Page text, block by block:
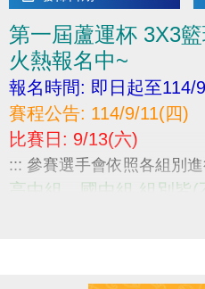
第一屆蘆運杯 3X3
火熱報名中~
報名時間: 即日起至114/
賽程公告: 114/9/11(四)
比賽日: 9/13(六)
::: 參賽選手會依照各組別
高中組、國中組 組別皆(